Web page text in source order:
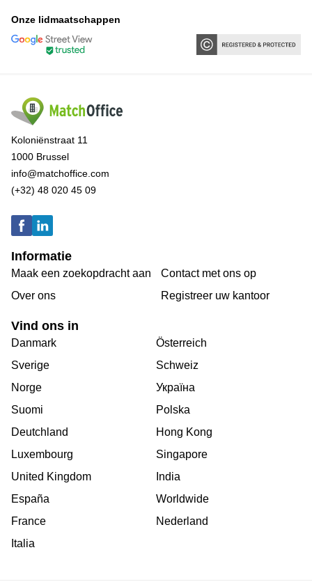
Onze lidmaatschappen
Koloniënstraat 11
1000 Brussel
info@matchoffice.com
(+32) 48 020 45 09
Informatie
Maak een zoekopdracht aan
Over ons
Contact met ons op
Registreer uw kantoor
Vind ons in
Danmark
Sverige
Norge
Suomi
Deutchland
Luxembourg
United Kingdom
España
France
Italia
Österreich
Schweiz
Україна
Polska
Hong Kong
Singapore
India
Worldwide
Nederland